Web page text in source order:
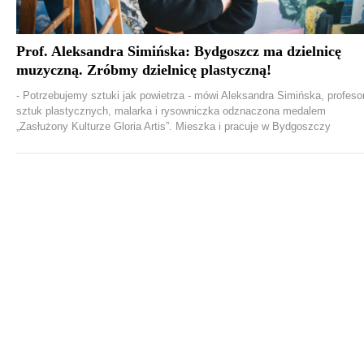
Prof. Aleksandra Simińska: Bydgoszcz ma dzielnicę
muzyczną. Zróbmy dzielnicę plastyczną!
- Potrzebujemy sztuki jak powietrza - mówi Aleksandra Simińska,
sztuk plastycznych, malarka i rysowniczka odznaczona medalem
„Zasłużony Kulturze Gloria Artis”. Mieszka i pracuje w Bydgoszczy